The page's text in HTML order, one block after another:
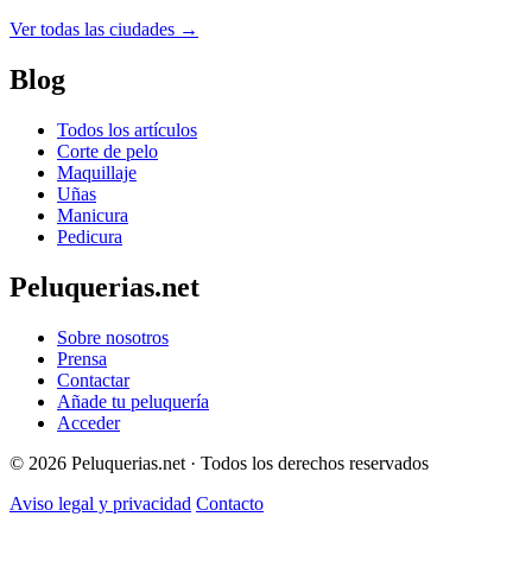
Ver todas las ciudades →
Blog
Todos los artículos
Corte de pelo
Maquillaje
Uñas
Manicura
Pedicura
Peluquerias.net
Sobre nosotros
Prensa
Contactar
Añade tu peluquería
Acceder
© 2026 Peluquerias.net · Todos los derechos reservados
Aviso legal y privacidad Contacto